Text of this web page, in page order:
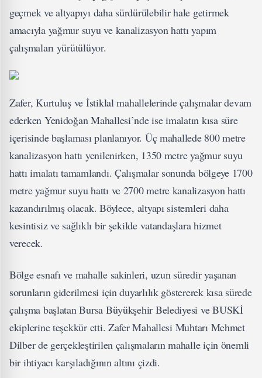
geçmek ve altyapıyı daha sürdürülebilir hale getirmek
amacıyla yağmur suyu ve kanalizasyon hattı yapım
çalışmaları yürütülüyor.
Zafer, Kurtuluş ve İstiklal mahallelerinde çalışmalar devam
ederken Yenidoğan Mahallesi’nde ise imalatın kısa süre
içerisinde başlaması planlanıyor. Üç mahallede 800 metre
kanalizasyon hattı yenilenirken, 1350 metre yağmur suyu
hattı imalatı tamamlandı. Çalışmalar sonunda bölgeye 1700
metre yağmur suyu hattı ve 2700 metre kanalizasyon hattı
kazandırılmış olacak. Böylece, altyapı sistemleri daha
kesintisiz ve sağlıklı bir şekilde vatandaşlara hizmet
verecek.
Bölge esnafı ve mahalle sakinleri, uzun süredir yaşanan
sorunların giderilmesi için duyarlılık göstererek kısa sürede
çalışma başlatan Bursa Büyükşehir Belediyesi ve BUSKİ
ekiplerine teşekkür etti. Zafer Mahallesi Muhtarı Mehmet
Dilber de gerçekleştirilen çalışmaların mahalle için önemli
bir ihtiyacı karşıladığının altını çizdi.